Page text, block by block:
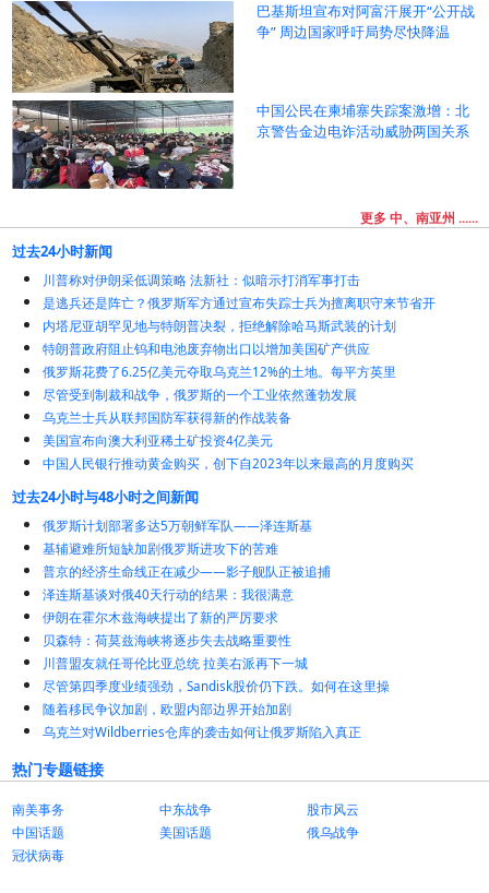
巴基斯坦宣布对阿富汗展开“公开战
争” 周边国家呼吁局势尽快降温
中国公民在柬埔寨失踪案激增：北
京警告金边电诈活动威胁两国关系
更多 中、南亚州 ......
过去24小时新闻
川普称对伊朗采低调策略 法新社：似暗示打消军事打击
是逃兵还是阵亡？俄罗斯军方通过宣布失踪士兵为擅离职守来节省开
内塔尼亚胡罕见地与特朗普决裂，拒绝解除哈马斯武装的计划
特朗普政府阻止钨和电池废弃物出口以增加美国矿产供应
俄罗斯花费了6.25亿美元夺取乌克兰12%的土地。每平方英里
尽管受到制裁和战争，俄罗斯的一个工业依然蓬勃发展
乌克兰士兵从联邦国防军获得新的作战装备
美国宣布向澳大利亚稀土矿投资4亿美元
中国人民银行推动黄金购买，创下自2023年以来最高的月度购买
过去24小时与48小时之间新闻
俄罗斯计划部署多达5万朝鲜军队——泽连斯基
基辅避难所短缺加剧俄罗斯进攻下的苦难
普京的经济生命线正在减少——影子舰队正被追捕
泽连斯基谈对俄40天行动的结果：我很满意
伊朗在霍尔木兹海峡提出了新的严厉要求
贝森特：荷莫兹海峡将逐步失去战略重要性
川普盟友就任哥伦比亚总统 拉美右派再下一城
尽管第四季度业绩强劲，Sandisk股价仍下跌。如何在这里操
随着移民争议加剧，欧盟内部边界开始加剧
乌克兰对Wildberries仓库的袭击如何让俄罗斯陷入真正
热门专题链接
南美事务 中东战争
股市风云
中国话题
美国话题
俄乌战争
冠状病毒